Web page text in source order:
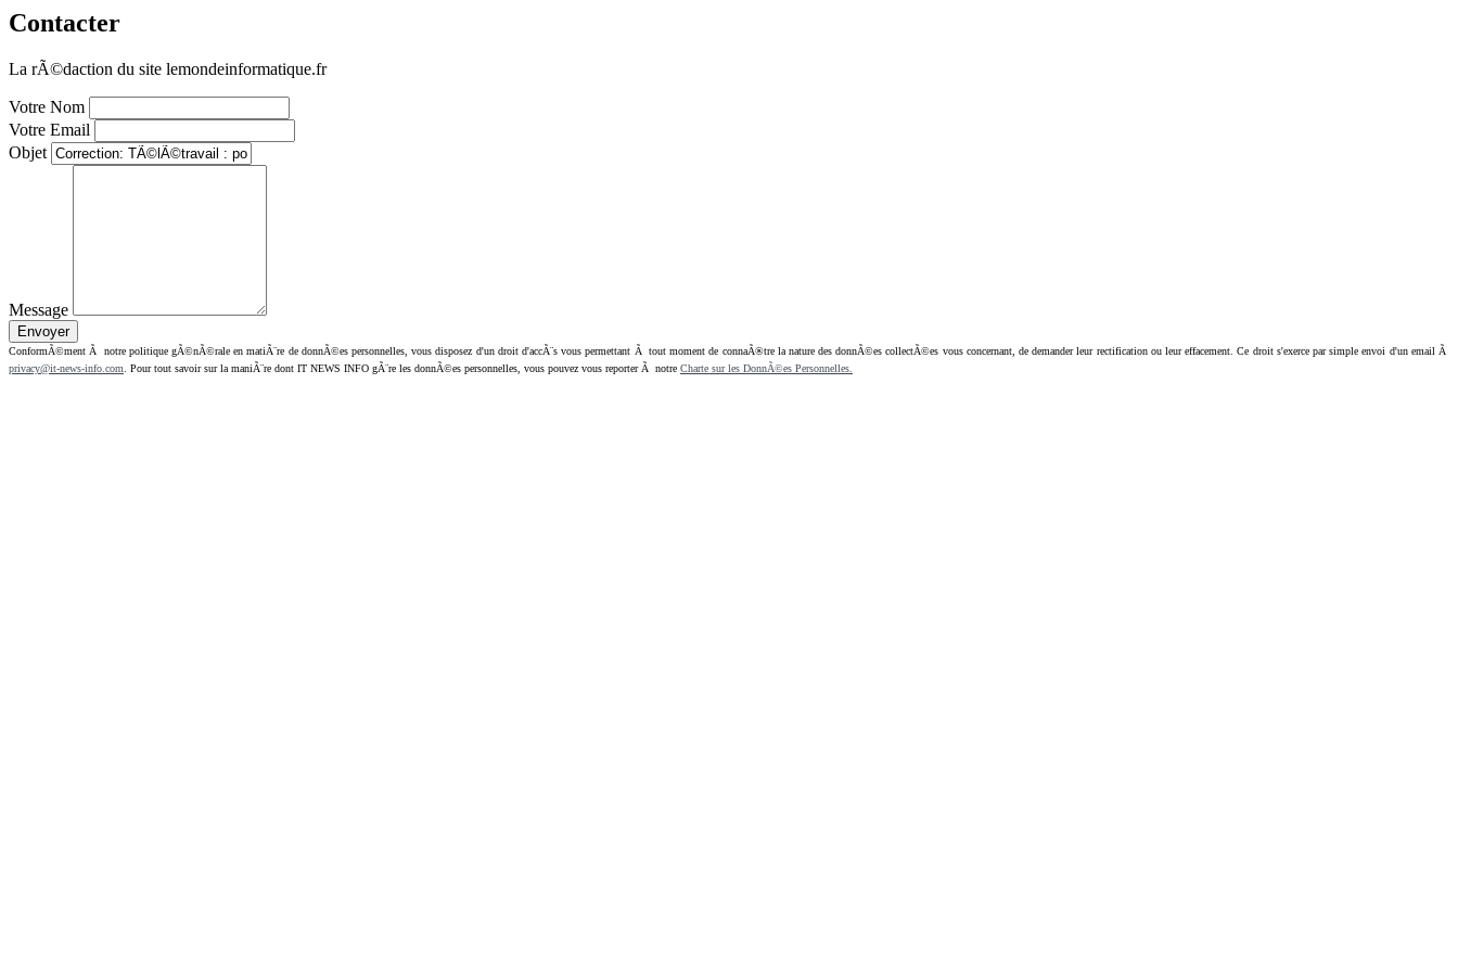
Contacter
La rÃ©daction du site lemondeinformatique.fr
Votre Nom
Votre Email
Objet
Message
ConformÃ©ment Ã notre politique gÃ©nÃ©rale en matiÃ¨re de donnÃ©es personnelles, vous disposez d'un droit d'accÃ¨s vous permettant Ã tout moment de connaÃ®tre la nature des donnÃ©es collectÃ©es vous concernant, de demander leur rectification ou leur effacement. Ce droit s'exerce par simple envoi d'un email Ã
privacy@it-news-info.com . Pour tout savoir sur la maniÃ¨re dont IT NEWS INFO gÃ¨re les donnÃ©es personnelles, vous pouvez vous reporter Ã notre Charte sur les DonnÃ©es Personnelles.